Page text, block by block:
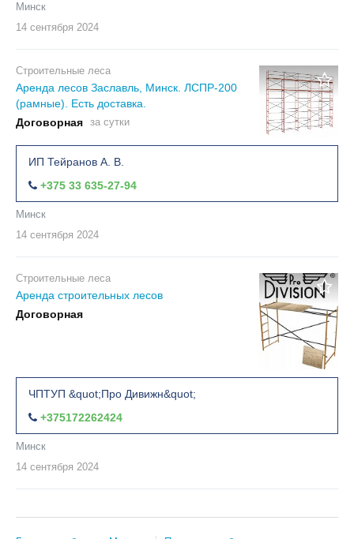
Минск
14 сентября 2024
Строительные леса
Аренда лесов Заславль, Минск. ЛСПР-200
(рамные). Есть доставка.
Договорная за сутки
ИП Тейранов А. В.
+375 33 635-27-94
Минск
14 сентября 2024
Строительные леса
Аренда строительных лесов
Договорная
ЧПТУП &quot;Про Дивижн&quot;
+375172262424
Минск
14 сентября 2024